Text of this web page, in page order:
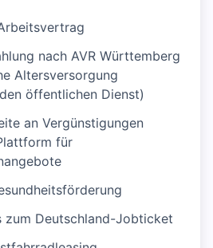
nach AVR Württemberg
Altersversorgung
öffentlichen Dienst)
an Vergünstigungen
für
zum Deutschland-Jobticket